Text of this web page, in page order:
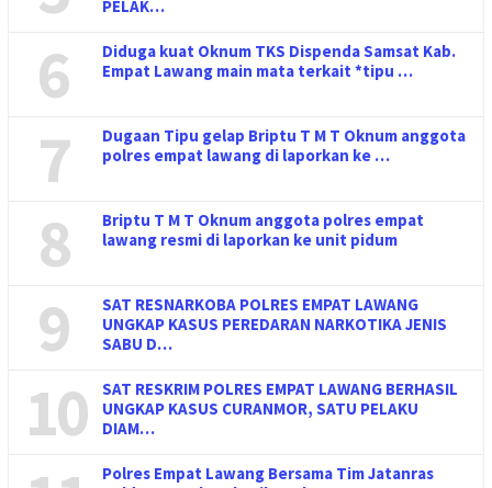
PELAK…
6
Diduga kuat Oknum TKS Dispenda Samsat Kab.
Empat Lawang main mata terkait *tipu …
7
Dugaan Tipu gelap Briptu T M T Oknum anggota
polres empat lawang di laporkan ke …
8
Briptu T M T Oknum anggota polres empat
lawang resmi di laporkan ke unit pidum
9
SAT RESNARKOBA POLRES EMPAT LAWANG
UNGKAP KASUS PEREDARAN NARKOTIKA JENIS
SABU D…
10
SAT RESKRIM POLRES EMPAT LAWANG BERHASIL
UNGKAP KASUS CURANMOR, SATU PELAKU
DIAM…
Polres Empat Lawang Bersama Tim Jatanras